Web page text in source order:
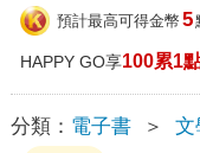
預計最高可得金幣 5
HAPPY GO享100累1
分類： 電子書 ＞ 文